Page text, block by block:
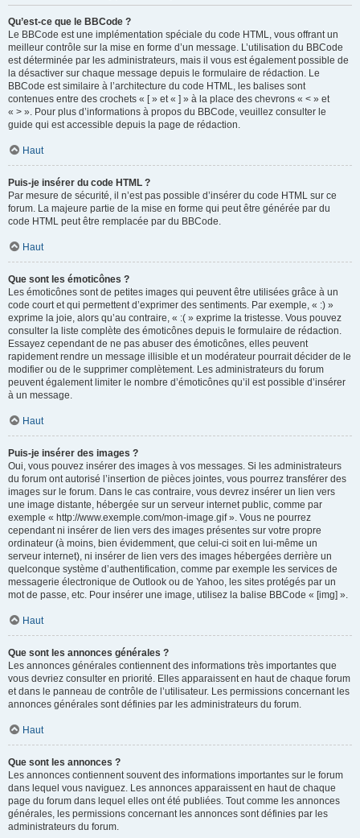
Qu’est-ce que le BBCode ?
Le BBCode est une implémentation spéciale du code HTML, vous offrant un
meilleur contrôle sur la mise en forme d’un message. L’utilisation du BBCode
est déterminée par les administrateurs, mais il vous est également possible de
la désactiver sur chaque message depuis le formulaire de rédaction. Le
BBCode est similaire à l’architecture du code HTML, les balises sont
contenues entre des crochets « [ » et « ] » à la place des chevrons « < » et
« > ». Pour plus d’informations à propos du BBCode, veuillez consulter le
guide qui est accessible depuis la page de rédaction.
Haut
Puis-je insérer du code HTML ?
Par mesure de sécurité, il n’est pas possible d’insérer du code HTML sur ce
forum. La majeure partie de la mise en forme qui peut être générée par du
code HTML peut être remplacée par du BBCode.
Haut
Que sont les émoticônes ?
Les émoticônes sont de petites images qui peuvent être utilisées grâce à un
code court et qui permettent d’exprimer des sentiments. Par exemple, « :) »
exprime la joie, alors qu’au contraire, « :( » exprime la tristesse. Vous pouvez
consulter la liste complète des émoticônes depuis le formulaire de rédaction.
Essayez cependant de ne pas abuser des émoticônes, elles peuvent
rapidement rendre un message illisible et un modérateur pourrait décider de le
modifier ou de le supprimer complètement. Les administrateurs du forum
peuvent également limiter le nombre d’émoticônes qu’il est possible d’insérer
à un message.
Haut
Puis-je insérer des images ?
Oui, vous pouvez insérer des images à vos messages. Si les administrateurs
du forum ont autorisé l’insertion de pièces jointes, vous pourrez transférer des
images sur le forum. Dans le cas contraire, vous devrez insérer un lien vers
une image distante, hébergée sur un serveur internet public, comme par
exemple « http://www.exemple.com/mon-image.gif ». Vous ne pourrez
cependant ni insérer de lien vers des images présentes sur votre propre
ordinateur (à moins, bien évidemment, que celui-ci soit en lui-même un
serveur internet), ni insérer de lien vers des images hébergées derrière un
quelconque système d’authentification, comme par exemple les services de
messagerie électronique de Outlook ou de Yahoo, les sites protégés par un
mot de passe, etc. Pour insérer une image, utilisez la balise BBCode « [img] ».
Haut
Que sont les annonces générales ?
Les annonces générales contiennent des informations très importantes que
vous devriez consulter en priorité. Elles apparaissent en haut de chaque forum
et dans le panneau de contrôle de l’utilisateur. Les permissions concernant les
annonces générales sont définies par les administrateurs du forum.
Haut
Que sont les annonces ?
Les annonces contiennent souvent des informations importantes sur le forum
dans lequel vous naviguez. Les annonces apparaissent en haut de chaque
page du forum dans lequel elles ont été publiées. Tout comme les annonces
générales, les permissions concernant les annonces sont définies par les
administrateurs du forum.